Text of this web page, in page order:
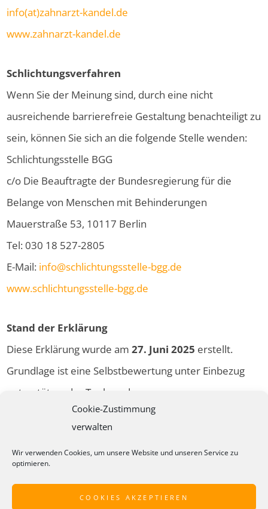
Cookie-Zustimmung
verwalten
Wir verwenden Cookies, um unsere Website und unseren Service zu
optimieren.
COOKIES AKZEPTIEREN
info(at)zahnarzt-kandel.de
www.zahnarzt-kandel.de
Schlichtungsverfahren
Wenn Sie der Meinung sind, durch eine nicht
ausreichende barrierefreie Gestaltung benachteiligt zu
sein, können Sie sich an die folgende Stelle wenden:
Schlichtungsstelle BGG
c/o Die Beauftragte der Bundesregierung für die
Belange von Menschen mit Behinderungen
Mauerstraße 53, 10117 Berlin
Tel: 030 18 527-2805
E-Mail: info@schlichtungsstelle-bgg.de
www.schlichtungsstelle-bgg.de
Stand der Erklärung
Diese Erklärung wurde am27. Juni 2025 erstellt.
Grundlage ist eine Selbstbewertung unter Einbezug
unterstützender Tools und
Barrierefreiheitsfunktionen.